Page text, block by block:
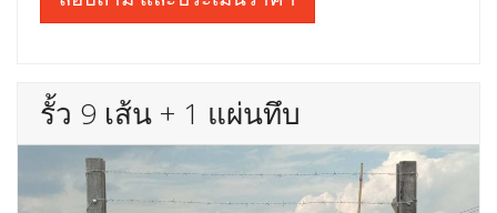
รั้ว 9 เส้น + 1 แผ่นทึบ